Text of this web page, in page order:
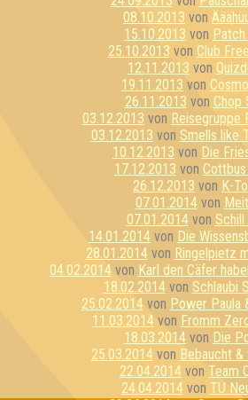
08.10.2013 von
15.10.2013 von
25.10.2013 von Club
12.11.2013 von
19.11.2013 von
26.11.2013 von Chop
03.12.2013 von Reisegruppe
03.12.2013 von Smells like
10.12.2013 von Die
17.12.2013 von
26.12.2013 von K-
07.01.2014von
07.01.2014von Schill
14.01.2014 von Die
28.01.2014von Ringelpietz
04.02.2014von Karl den Cäfer
18.02.2014von Schlaubi
25.02.2014von Power Paula
11.03.2014von Fromm
18.03.2014 von Die
25.03.2014von Bebaucht
22.04.2014 von Team
24.04.2014von TU